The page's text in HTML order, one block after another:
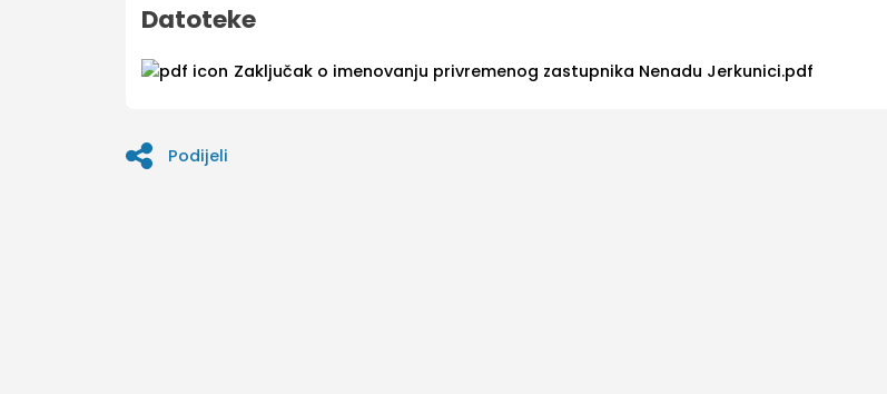
Datoteke
Zaključak o imenovanju privremenog zastupnika Nenadu Jerkunici.pdf
Podijeli